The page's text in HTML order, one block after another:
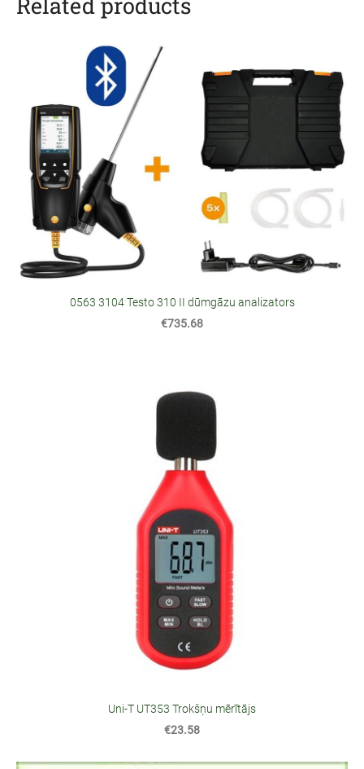
0563 3104 Testo 310 II dūmgāzu analizators
€735.68
Uni-T UT353 Trokšņu mērītājs
€23.58